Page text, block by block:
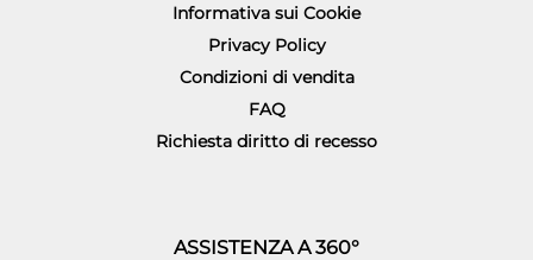
Informativa sui Cookie
Privacy Policy
Condizioni di vendita
FAQ
Richiesta diritto di recesso
ASSISTENZA A 360°